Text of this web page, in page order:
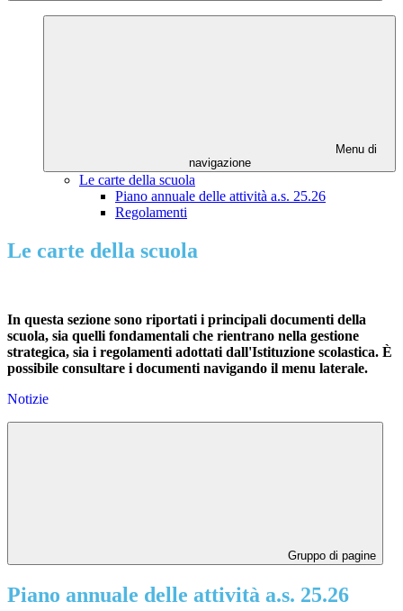
Menu di
navigazione
Le carte della scuola
Piano annuale delle attività a.s. 25.26
Regolamenti
Le carte della scuola
In questa sezione sono riportati i principali documenti della
scuola, sia quelli fondamentali che rientrano nella gestione
strategica, sia i regolamenti adottati dall'Istituzione scolastica. È
possibile consultare i documenti navigando il menu laterale.
Notizie
Gruppo di pagine
Piano annuale delle attività a.s. 25.26